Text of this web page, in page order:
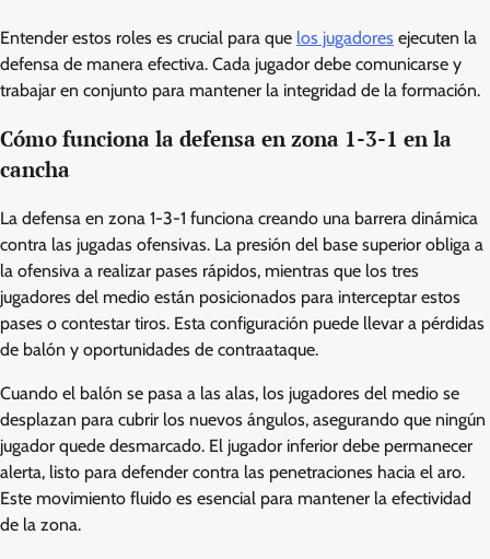
Entender estos roles es crucial para que los jugadores ejecuten la
defensa de manera efectiva. Cada jugador debe comunicarse y
trabajar en conjunto para mantener la integridad de la formación.
Cómo funciona la defensa en zona 1-3-1 en la
cancha
La defensa en zona 1-3-1 funciona creando una barrera dinámica
contra las jugadas ofensivas. La presión del base superior obliga a
la ofensiva a realizar pases rápidos, mientras que los tres
jugadores del medio están posicionados para interceptar estos
pases o contestar tiros. Esta configuración puede llevar a pérdidas
de balón y oportunidades de contraataque.
Cuando el balón se pasa a las alas, los jugadores del medio se
desplazan para cubrir los nuevos ángulos, asegurando que ningún
jugador quede desmarcado. El jugador inferior debe permanecer
alerta, listo para defender contra las penetraciones hacia el aro.
Este movimiento fluido es esencial para mantener la efectividad
de la zona.